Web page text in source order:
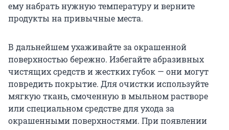
ему набрать нужную температуру и верните
продукты на привычные места.
В дальнейшем ухаживайте за окрашенной
поверхностью бережно. Избегайте абразивных
чистящих средств и жестких губок — они могут
повредить покрытие. Для очистки используйте
мягкую ткань, смоченную в мыльном растворе
или специальном средстве для ухода за
окрашенными поверхностями. При появлении